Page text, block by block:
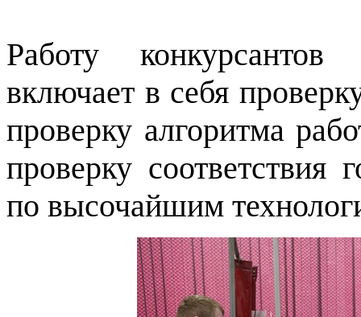
Работу
включает в себя
проверку алгоритма
проверку соответствия
по высочайшим